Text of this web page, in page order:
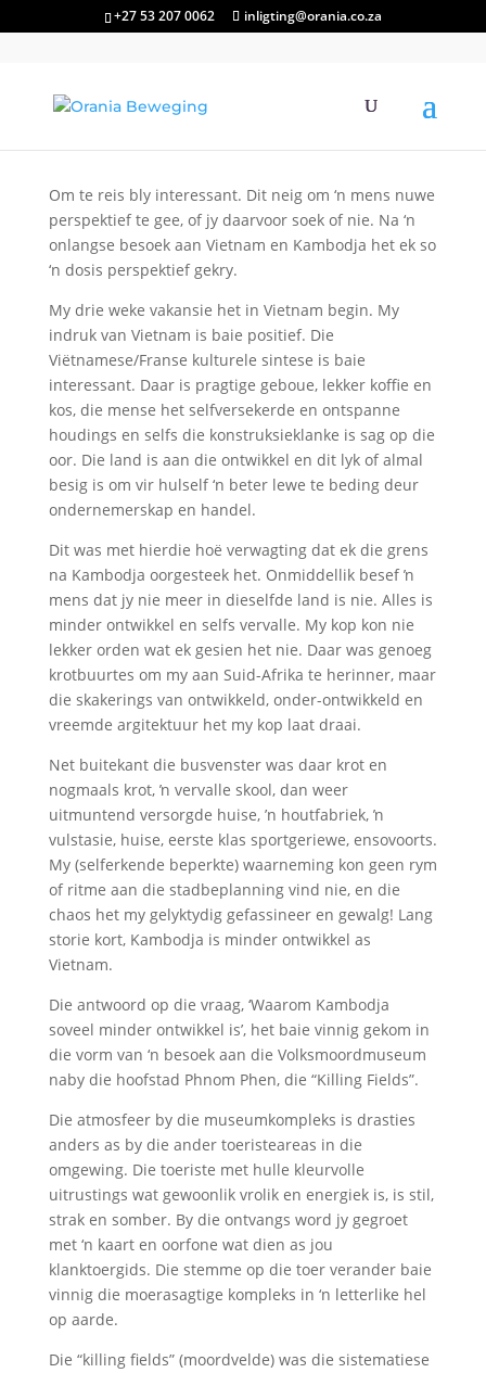
+27 53 207 0062 inligting@orania.co.za
Om te reis bly interessant. Dit neig om ‘n mens nuwe
perspektief te gee, of jy daarvoor soek of nie. Na ‘n
onlangse besoek aan Vietnam en Kambodja het ek so
‘n dosis perspektief gekry.
My drie weke vakansie het in Vietnam begin. My
indruk van Vietnam is baie positief. Die
Viëtnamese/Franse kulturele sintese is baie
interessant. Daar is pragtige geboue, lekker koffie en
kos, die mense het selfversekerde en ontspanne
houdings en selfs die konstruksieklanke is sag op die
oor. Die land is aan die ontwikkel en dit lyk of almal
besig is om vir hulself ‘n beter lewe te beding deur
ondernemerskap en handel.
Dit was met hierdie hoë verwagting dat ek die grens
na Kambodja oorgesteek het. Onmiddellik besef ŉ
mens dat jy nie meer in dieselfde land is nie. Alles is
minder ontwikkel en selfs vervalle. My kop kon nie
lekker orden wat ek gesien het nie. Daar was genoeg
krotbuurtes om my aan Suid-Afrika te herinner, maar
die skakerings van ontwikkeld, onder-ontwikkeld en
vreemde argitektuur het my kop laat draai.
Net buitekant die busvenster was daar krot en
nogmaals krot, ŉ vervalle skool, dan weer
uitmuntend versorgde huise, ’n houtfabriek, ŉ
vulstasie, huise, eerste klas sportgeriewe, ensovoorts.
My (selferkende beperkte) waarneming kon geen rym
of ritme aan die stadbeplanning vind nie, en die
chaos het my gelyktydig gefassineer en gewalg! Lang
storie kort, Kambodja is minder ontwikkel as
Vietnam.
Die antwoord op die vraag, ‘Waarom Kambodja
soveel minder ontwikkel is’, het baie vinnig gekom in
die vorm van ‘n besoek aan die Volksmoordmuseum
naby die hoofstad Phnom Phen, die “Killing Fields”.
Die atmosfeer by die museumkompleks is drasties
anders as by die ander toeristeareas in die
omgewing. Die toeriste met hulle kleurvolle
uitrustings wat gewoonlik vrolik en energiek is, is stil,
strak en somber. By die ontvangs word jy gegroet
met ‘n kaart en oorfone wat dien as jou
klanktoergids. Die stemme op die toer verander baie
vinnig die moerasagtige kompleks in ‘n letterlike hel
op aarde.
Die “killing fields” (moordvelde) was die sistematiese